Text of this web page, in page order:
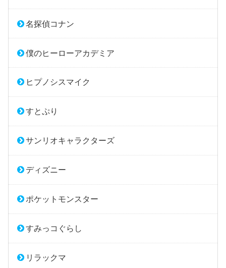
名探偵コナン
僕のヒーローアカデミア
ヒプノシスマイク
すとぷり
サンリオキャラクターズ
ディズニー
ポケットモンスター
すみっコぐらし
リラックマ